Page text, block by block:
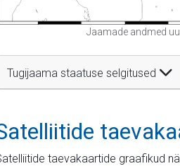
Jaamade andmed
Tugijaama staatuse selgitused
taevakaartide graafikud